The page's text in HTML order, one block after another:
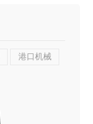
港口机械